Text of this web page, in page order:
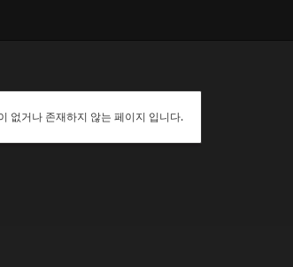
없거나 존재하지 않는 페이지 입니다.